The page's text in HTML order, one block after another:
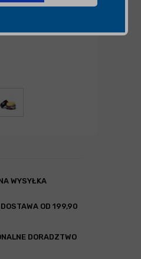
WYSYŁKA
OD 199,90
DORADZTWO